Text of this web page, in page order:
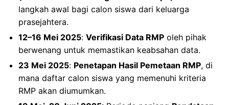
langkah awal bagi calon siswa dari keluarga
prasejahtera.
12–16 Mei 2025: Verifikasi Data RMP oleh pihak
berwenang untuk memastikan keabsahan data.
23 Mei 2025: Penetapan Hasil Pemetaan RMP, di
mana daftar calon siswa yang memenuhi kriteria
RMP akan diumumkan.